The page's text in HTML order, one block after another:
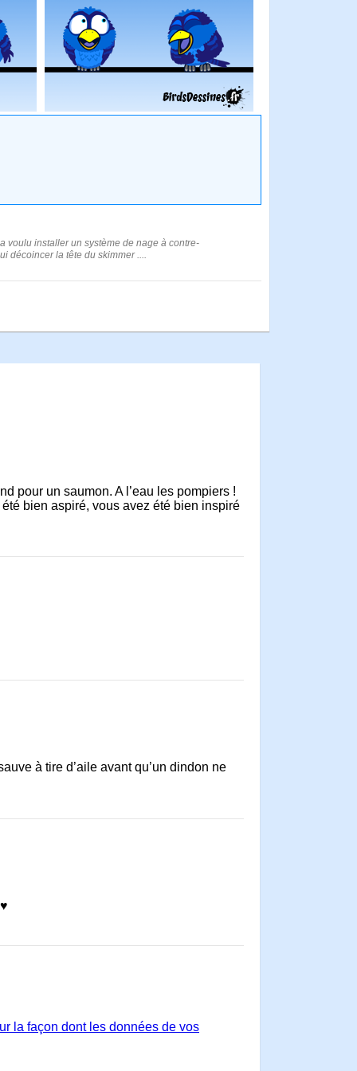
voulu installer un système de nage à contre-
décoincer la tête du skimmer ....
pour un saumon. A l’eau les pompiers !
bien aspiré, vous avez été bien inspiré
à tire d’aile avant qu’un dindon ne
la façon dont les données de vos